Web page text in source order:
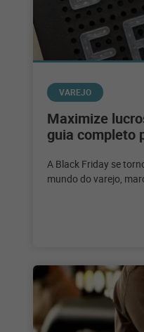
VAREJO
Maximize
guia completo
A Black Friday se
mundo do varejo,